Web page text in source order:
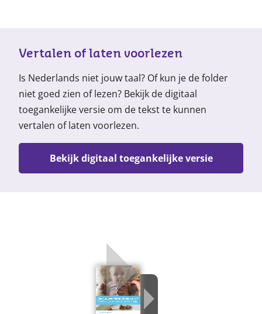
Vertalen of laten voorlezen
Is Nederlands niet jouw taal? Of kun je de folder
niet goed zien of lezen? Bekijk de digitaal
toegankelijke versie om de tekst te kunnen
vertalen of laten voorlezen.
Bekijk digitaal toegankelijke versie